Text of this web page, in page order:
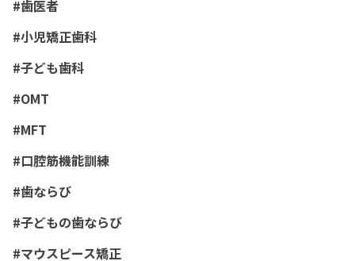
#歯医者
#小児矯正歯科
#子ども歯科
#OMT
#MFT
#口腔筋機能訓練
#歯ならび
#子どもの歯ならび
#マウスピース矯正